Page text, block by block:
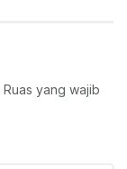
Ruas yang wajib